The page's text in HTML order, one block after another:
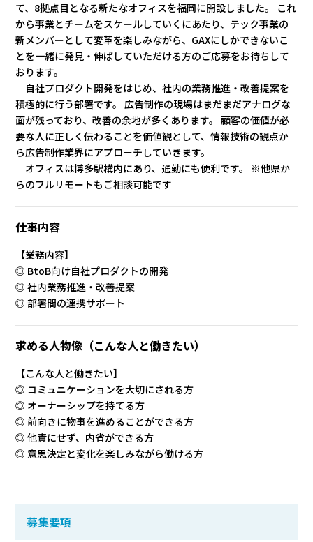
て、8拠点目となる新たなオフィスを福岡に開設しました。 これ
から事業とチームをスケールしていくにあたり、テック事業の
新メンバーとして変革を楽しみながら、GAXにしかできないこ
とを一緒に発見・伸ばしていただける方のご応募をお待ちして
おります。
自社プロダクト開発をはじめ、社内の業務推進・改善提案を
積極的に行う部署です。 広告制作の現場はまだまだアナログな
面が残っており、改善の余地が多くあります。 顧客の価値が必
要な人に正しく伝わることを価値観として、情報技術の観点か
ら広告制作業界にアプローチしていきます。
オフィスは博多駅構内にあり、通勤にも便利です。 ※他県か
らのフルリモートもご相談可能です
仕事内容
【業務内容】
◎ BtoB向け自社プロダクトの開発
◎ 社内業務推進・改善提案
◎ 部署間の連携サポート
求める人物像 （こんな人と働きたい）
【こんな人と働きたい】
◎ コミュニケーションを大切にされる方
◎ オーナーシップを持てる方
◎ 前向きに物事を進めることができる方
◎ 他責にせず、内省ができる方
◎ 意思決定と変化を楽しみながら働ける方
募集要項